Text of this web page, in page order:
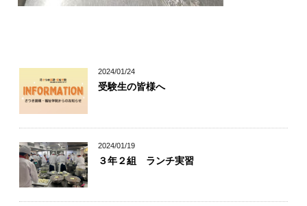
丁寧な指導
2024/01/24
受験生の皆様へ
2024/01/19
３年２組 ランチ実習